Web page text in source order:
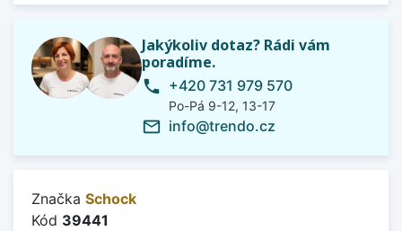
Jakýkoliv dotaz? Rádi vám
poradíme.
phone +420 731 979 570
Po-Pá 9-12, 13-17
mail_outline info@trendo.cz
Značka Schock
Kód 39441